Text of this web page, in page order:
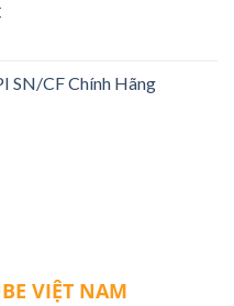
SN/CF Chính Hãng
VIỆT NAM